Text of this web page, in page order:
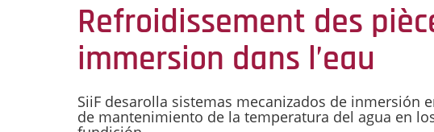
Refroidissement des
immersion dans l’eau
SiiF desarolla sistemas mecanizados de inmersión
de mantenimiento de la temperatura del agua en